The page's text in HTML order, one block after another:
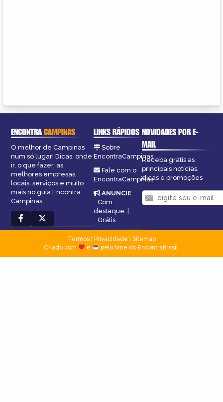
ENCONTRACAMPINAS
O melhor de Campinas
num só lugar! Dicas, onde
ir, o que fazer, as
melhores empresas,
locais, serviços e muito
mais no guia Encontra
Campinas.
LINKS RÁPIDOS
Sobre
EncontraCampinas
Fale com o
EncontraCampinas
ANUNCIE:
Com
destaque |
Grátis
NOVIDADES POR E-
MAIL
Receba grátis as
principais notícias,
dicas e promoções
Termos| Privacidade
Sitemap
Criado com
e pelo time do EncontraBrasil